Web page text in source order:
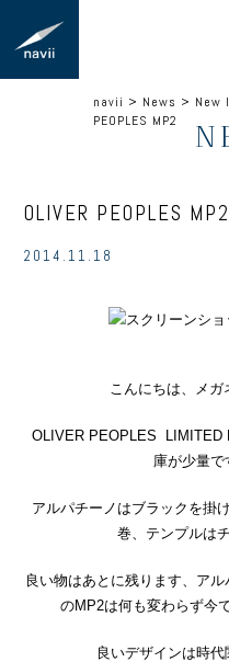
navii > News > New
PEOPLES MP2
OLIVER PEOPLES MP2
2014.11.18
こんにちは、メガ
OLIVER PEOPLES
庫が少量で
アルパチーノはブラックを
巻、テンプルは
良い物はあとに残ります、ア
のMP2は何も変わらず今
良いデザインは時代